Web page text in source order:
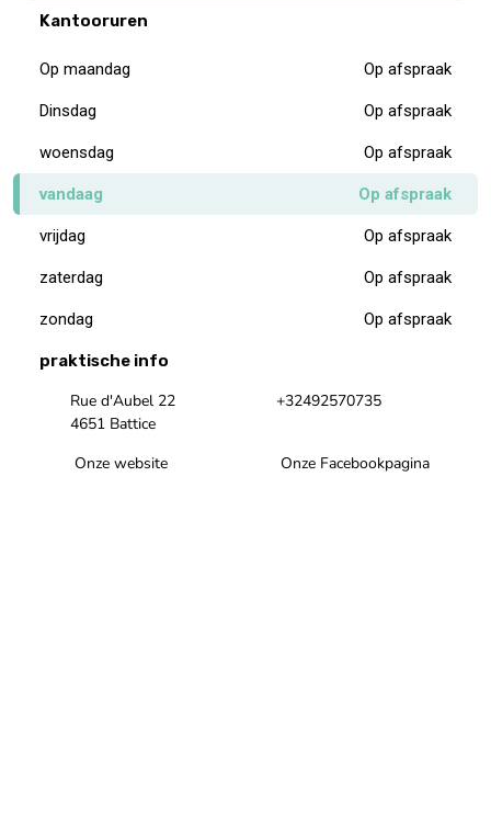
Kantooruren
Op maandag Op afspraak
Dinsdag Op afspraak
woensdag Op afspraak
vandaag Op afspraak
vrijdag Op afspraak
zaterdag Op afspraak
zondag Op afspraak
praktische info
Rue d'Aubel 22
4651 Battice
+32492570735
Onze website Onze Facebookpagina